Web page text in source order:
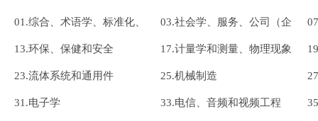
标准下载查询小提示：GB/T 12345-2022 搜索 12345-2022 可查询
01.综合、术语学、标准化、
文献
03.社会学、服务、公司（企
业）的组织和管理、行政、运
输
13.环保、保健和安全 17.计量学和测量、物理现象
23.流体系统和通用件 25.机械制造
31.电子学 33.电信、音频和视频工程